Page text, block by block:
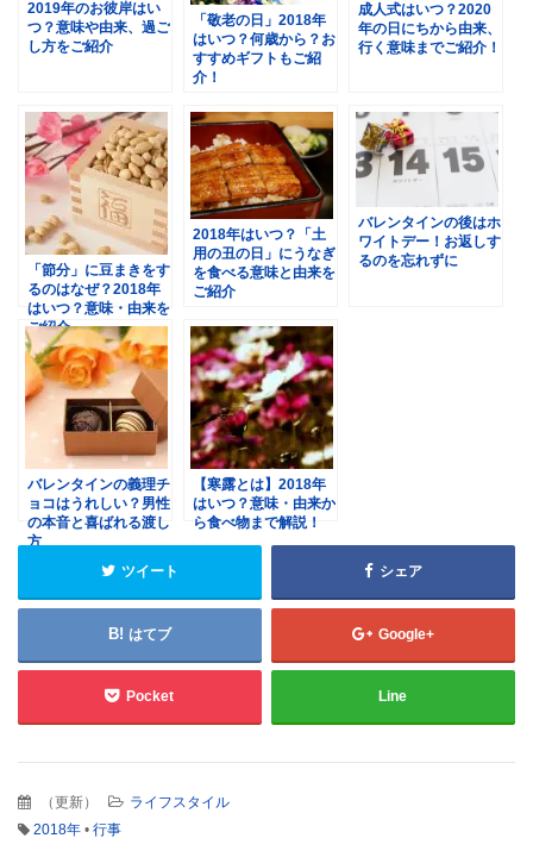
2019年のお彼岸はい
つ？意味や由来、過ご
し方をご紹介
「敬老の日」2018年
はいつ？何歳から？お
すすめギフトもご紹
介！
成人式はいつ？2020
年の日にちから由来、
行く意味までご紹介！
「節分」に豆まきをす
るのはなぜ？2018年
はいつ？意味・由来を
ご紹介
2018年はいつ？「土
用の丑の日」にうなぎ
を食べる意味と由来を
ご紹介
バレンタインの後はホ
ワイトデー！お返しす
るのを忘れずに
バレンタインの義理チ
ョコはうれしい？男性
の本音と喜ばれる渡し
方
【寒露とは】2018年
はいつ？意味・由来か
ら食べ物まで解説！
ツイート シェア
はてブ Google+
Pocket Line
（更新）
ライフスタイル
2018年 • 行事